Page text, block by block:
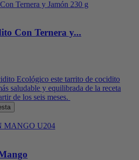
Con Ternera y...
Ecológico este tarrito de cocidito
saludable y equilibrada de la receta
de los seis meses.